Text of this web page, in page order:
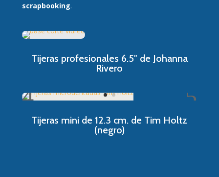
scrapbooking.
Tijeras profesionales 6.5″ de Johanna
Rivero
Tijeras mini de 12.3 cm. de Tim Holtz
(negro)